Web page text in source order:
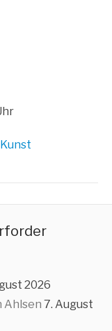
2026
Ahlsen 7. August